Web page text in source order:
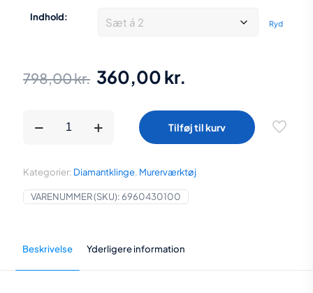
360,00 kr.
Indhold:
Ryd
798,00kr. Den
pris
var:
360,00kr.
pris
er:
DRONCO
*Restparti*
Tilføj til kurv
VARENUMMER (SKU):6960430100
Kategorier: Diamantklinge, Murerværktøj
Beskrivelse Yderligere information